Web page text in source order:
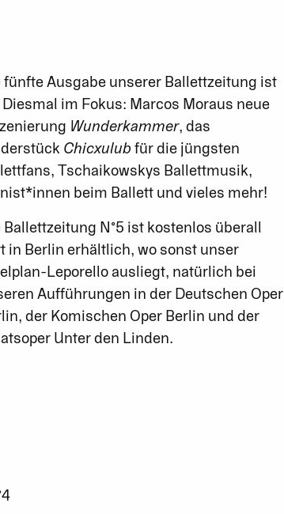
fünfte Ausgabe unserer Ballettzeitung ist
im Fokus: Marcos Moraus neue
Wunderkammer, das
Chicxulub für die jüngsten
Tschaikowskys Ballettmusik,
beim Ballett und vieles mehr!
Ballettzeitung N°5 ist kostenlos überall
in Berlin erhältlich, wo sonst unser
Leporello ausliegt, natürlich bei
Aufführungen in der Deutschen Oper
der Komischen Oper Berlin und der
Unter den Linden.